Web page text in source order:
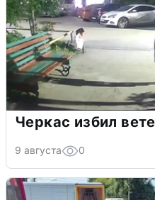
Черкас избил
9 августа 0